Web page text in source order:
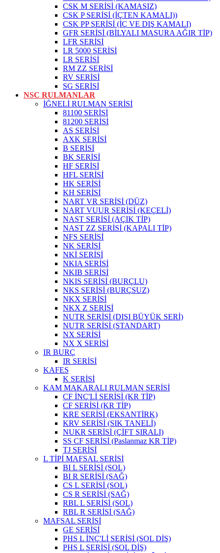
CSK M SERİSİ (KAMASIZ)
CSK P SERİSİ (İÇTEN KAMALI))
CSK PP SERİSİ (İÇ VE DIŞ KAMALI)
GFR SERİSİ (BİLYALI MASURA AĞIR TİP)
LFR SERİSİ
LR 5000 SERİSİ
LR SERİSİ
RM ZZ SERİSİ
RV SERİSİ
SG SERİSİ
NSC RULMANLAR
İĞNELİ RULMAN SERİSİ
81100 SERİSİ
81200 SERİSİ
AS SERİSİ
AXK SERİSİ
B SERİSİ
BK SERİSİ
HF SERİSİ
HFL SERİSİ
HK SERİSİ
KH SERİSİ
NART VR SERİSİ (DÜZ)
NART VUUR SERİSİ (KEÇELİ)
NAST SERİSİ (AÇIK TİP)
NAST ZZ SERİSİ (KAPALI TİP)
NFS SERİSİ
NK SERİSİ
NKİ SERİSİ
NKIA SERİSİ
NKIB SERİSİ
NKIS SERİSİ (BURÇLU)
NKS SERİSİ (BURÇSUZ)
NKX SERİSİ
NKX Z SERİSİ
NUTR SERİSİ (DIŞI BÜYÜK SERİ)
NUTR SERİSİ (STANDART)
NX SERİSİ
NX X SERİSİ
IR BURÇ
IR SERİSİ
KAFES
K SERİSİ
KAM MAKARALI RULMAN SERİSİ
CF İNÇ'Lİ SERİSİ (KR TİP)
CF SERİSİ (KR TİP)
KRE SERİSİ (EKSANTİRK)
KRV SERİSİ (SIK TANELİ)
NUKR SERİSİ (ÇİFT SIRALI)
SS CF SERİSİ (Paslanmaz KR TİP)
TJ SERİSİ
L TİPİ MAFSAL SERİSİ
BI L SERİSİ (SOL)
BI R SERİSİ (SAĞ)
CS L SERİSİ (SOL)
CS R SERİSİ (SAĞ)
RBL L SERİSİ (SOL)
RBL R SERİSİ (SAĞ)
MAFSAL SERİSİ
GE SERİSİ
PHS L İNÇ'Lİ SERİSİ (SOL DİŞ)
PHS L SERİSİ (SOL DİŞ)